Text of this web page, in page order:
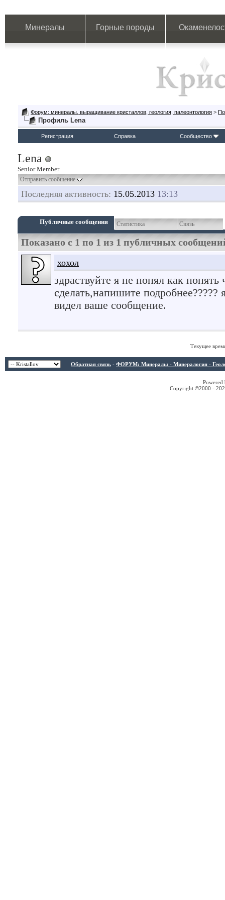
Минералы Горные породы
Форум: минералы, выращивание кристаллов, геология, палеонтология >
Профиль Lena
Регистрация Справка Сообщество
Lena
Senior Member
Отправить сообщение
Последняя активность: 15.05.2013 13:13
Публичные сообщения Статистика Связь
Показано с 1 по 1 из 1 публичных
хохол
здраствуйте я не понял как понять
сделать,напишите подробнее?????
видел ваше сообщение.
Текущее
Обратная связь - ФОРУМ: Минералы - Минералогия -
Copyright ©2000 -